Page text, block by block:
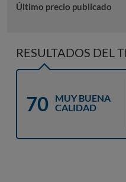
Último precio publicado
RESULTADOS DEL
70
MUY BUENA
CALIDAD